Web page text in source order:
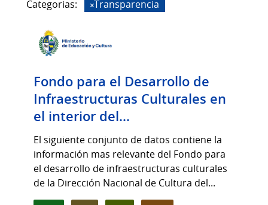
Categorias:
Transparencia
Fondo para el Desarrollo de
Infraestructuras Culturales en
el interior del...
El siguiente conjunto de datos contiene la
información mas relevante del Fondo para
el desarrollo de infraestructuras culturales
de la Dirección Nacional de Cultura del...